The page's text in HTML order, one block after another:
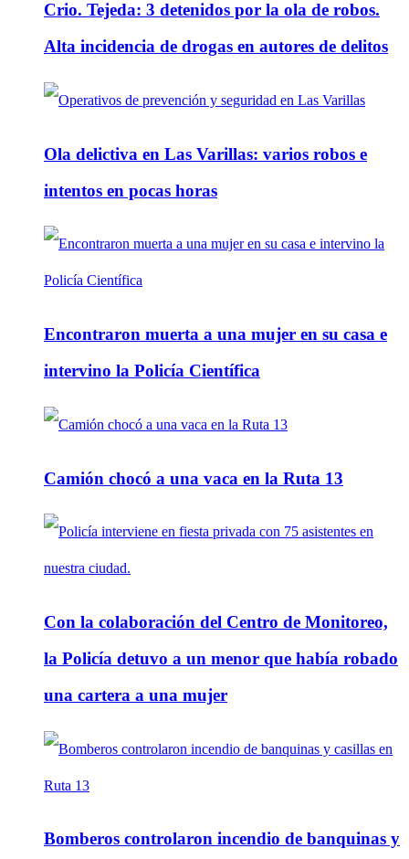
Crio. Tejeda: 3 detenidos por la ola de robos.
Alta incidencia de drogas en autores de delitos
Ola delictiva en Las Varillas: varios robos e
intentos en pocas horas
Encontraron muerta a una mujer en su casa e
intervino la Policía Científica
Camión chocó a una vaca en la Ruta 13
Con la colaboración del Centro de Monitoreo,
la Policía detuvo a un menor que había robado
una cartera a una mujer
Bomberos controlaron incendio de banquinas y